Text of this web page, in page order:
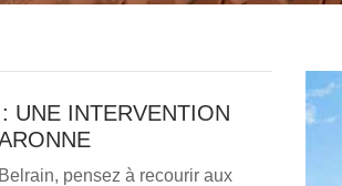
UNE INTERVENTION
pensez à recourir aux